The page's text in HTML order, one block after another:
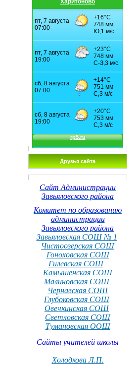
Харитоново
Друзья сайта
Сайт Администрации
Завьяловского района
Комитет по образованию
администрации
Завьяловского района
Завьяловская СОШ № 1
Чистоозерская СОШ
Гоноховская СОШ
Гилевская СОШ
Камышенская СОШ
Малиновская СОШ
Чернавская СОШ
Глубоковская СОШ
Овечкинская СОШ
Светловская СОШ
Тумановская ООШ
Сайты учителей школы
Холодкова Л.П.